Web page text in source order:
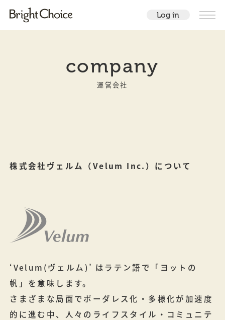
Log in
company
運営会社
株式会社ヴェルム（Velum Inc.）について
‘Velum(ヴェルム)’ はラテン語で「ヨットの
帆」を意味します。
さまざまな局面でボーダレス化・多様化が加速度
的に進む中、人々のライフスタイル・コミュニテ